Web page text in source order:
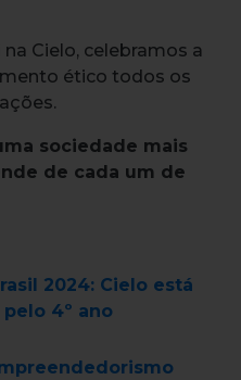
Cielo, celebramos a
ético todos os
sociedade mais
de cada um de
2024: Cielo está
4º ano